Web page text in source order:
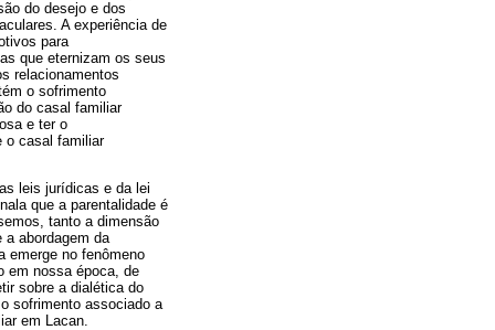
do desejo e dos
A experiência de
para
que eternizam os seus
relacionamentos
o sofrimento
do casal familiar
e ter o
o casal familiar
leis jurídicas e da lei
que a parentalidade é
tanto a dimensão
abordagem da
emerge no fenômeno
em nossa época, de
sobre a dialética do
sofrimento associado a
em Lacan.